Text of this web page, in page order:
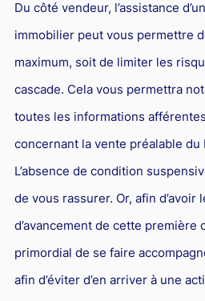
Du côté vendeur, l’assistance
immobilier peut vous permettre
maximum, soit de limiter les
cascade. Cela vous permettra
toutes les informations
concernant la vente préalable du
L’absence de condition
de vous rassurer. Or, afin d’avoir
d’avancement de cette première
primordial de se faire
afin d’éviter d’en arriver à une